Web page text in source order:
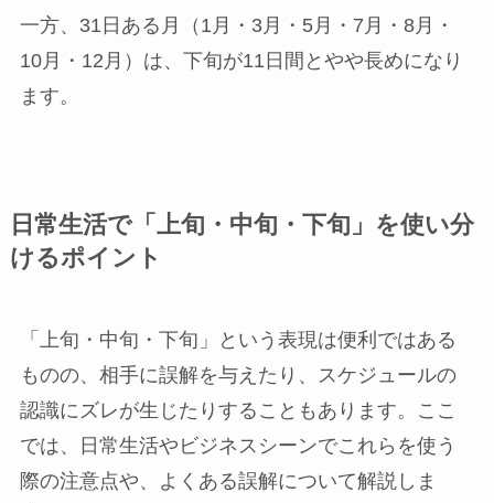
一方、31日ある月（1月・3月・5月・7月・8月・
10月・12月）は、下旬が11日間とやや長めになり
ます。
日常生活で「上旬・中旬・下旬」を使い分
けるポイント
「上旬・中旬・下旬」という表現は便利ではある
ものの、相手に誤解を与えたり、スケジュールの
認識にズレが生じたりすることもあります。ここ
では、日常生活やビジネスシーンでこれらを使う
際の注意点や、よくある誤解について解説しま